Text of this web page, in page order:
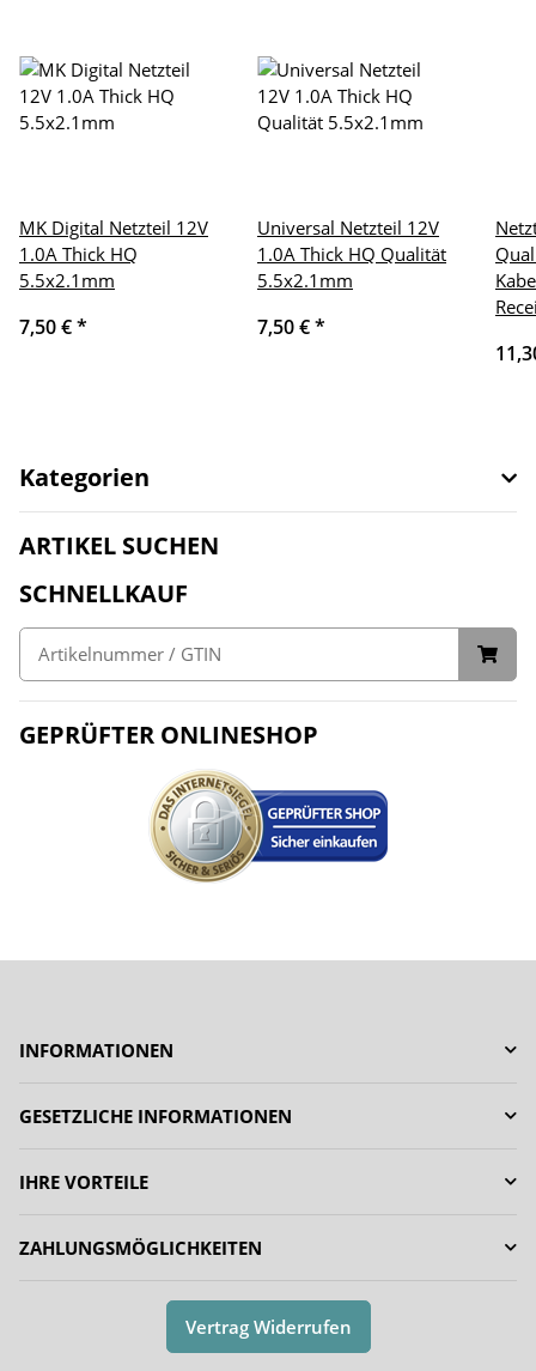
MK Digital Netzteil 12V
1.0A Thick HQ
5.5x2.1mm
7,50 €*
Universal Netzteil 12V
1.0A Thick HQ Qualität
5.5x2.1mm
7,50 €*
Kategorien
ARTIKEL SUCHEN
SCHNELLKAUF
GEPRÜFTER ONLINESHOP
INFORMATIONEN
GESETZLICHE INFORMATIONEN
IHRE VORTEILE
ZAHLUNGSMÖGLICHKEITEN
Vertrag Widerrufen